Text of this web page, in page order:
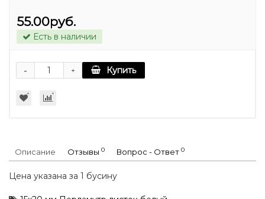
55.00руб.
Есть в наличии
+
- Купить
Описание Отзывы 0 Вопрос - Ответ 0
Цена указана за 1 бусину